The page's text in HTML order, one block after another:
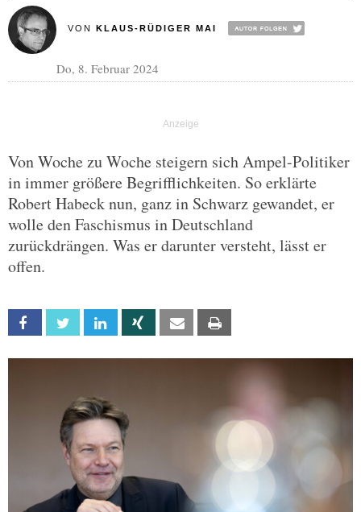
VON KLAUS-RÜDIGER MAI
Do, 8. Februar 2024
Von Woche zu Woche steigern sich Ampel-Politiker
in immer größere Begrifflichkeiten. So erklärte
Robert Habeck nun, ganz in Schwarz gewandet, er
wolle den Faschismus in Deutschland
zurückdrängen. Was er darunter versteht, lässt er
offen.
Facebook Twitter Linkedin Xing Email